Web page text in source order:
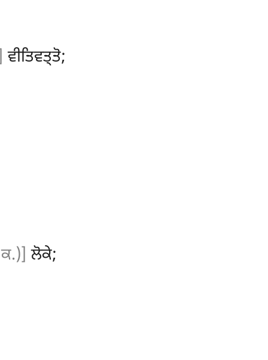
ਵੀਤਿਵਤ੍ਤੋ;
ਲੋਕੇ;